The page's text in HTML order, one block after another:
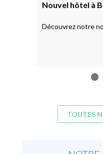
Nouvel hôtel à
Découvrez notre
TOUTES